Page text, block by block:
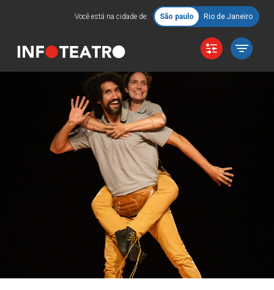
Você está na cidade de: São paulo Rio de Janeiro